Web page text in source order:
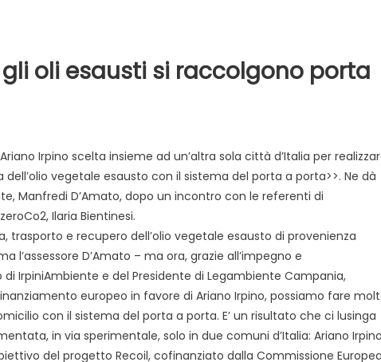
oli esausti si raccolgono porta
Irpino scelta insieme ad un’altra sola città d’Italia per
vegetale esausto con il sistema del porta a porta>>. Ne dà
Manfredi D’Amato, dopo un incontro con le referenti di
Ilaria Bientinesi.
trasporto e recupero dell’olio vegetale esausto di provenienza
D’Amato – ma ora, grazie all’impegno e
IrpiniAmbiente e del Presidente di Legambiente Campania,
europeo in favore di Ariano Irpino, possiamo fare
con il sistema del porta a porta. E’ un risultato che ci lusinga
in via sperimentale, solo in due comuni d’Italia: Ariano Irpino
del progetto Recoil, cofinanziato dalla Commissione Europea
Informazione
al biologico italiano
del Nord. Il settore è a
Evidenza Informazione
democratici di Caposele